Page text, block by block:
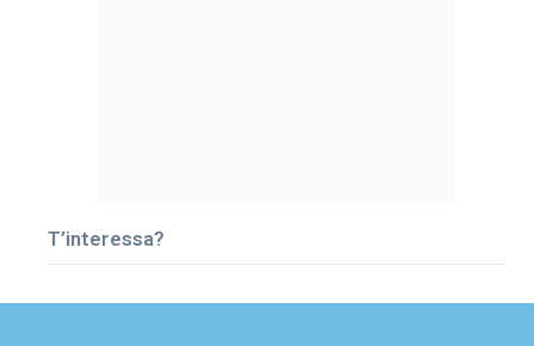
T’interessa?